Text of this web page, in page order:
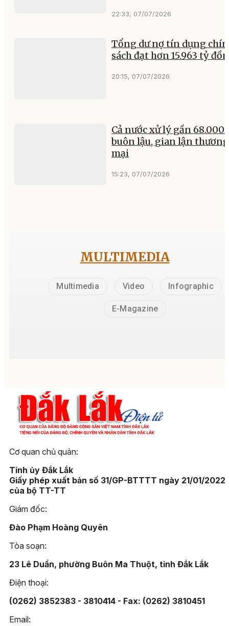
22:33, 07/07/2026
Tổng dư nợ tín dụng
sách đạt hơn 15.963 tỷ
20:15, 07/07/2026
Cả nước xử lý gần 68.000
buôn lậu, gian lận thương
mại
15:23, 07/07/2026
MULTIMEDIA
Multimedia Video Infographic
E-Magazine
Cơ quan chủ quản:
Tỉnh ủy Đắk Lắk
Giấy phép xuất bản số 31/GP-BTTTT ngày 21/01/2022
của bộ TT-TT
Giám đốc:
Đào Phạm Hoàng Quyên
Tòa soạn:
23 Lê Duẩn, phường Buôn Ma Thuột, tỉnh Đắk Lắk
Điện thoại:
(0262) 3852383 - 3810414 - Fax: (0262) 3810451
Email: